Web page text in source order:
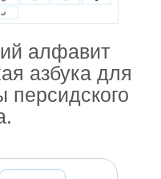
алфавит
азбука для
персидского